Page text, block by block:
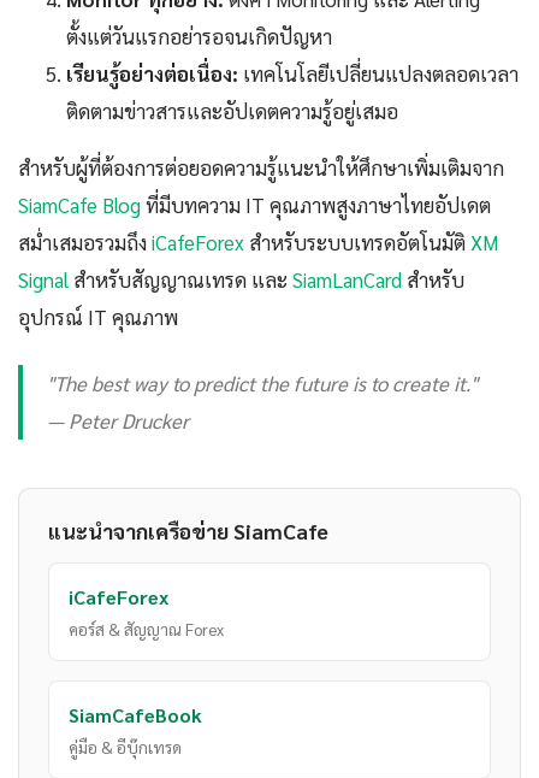
ตั้งแต่วันแรกอย่ารอจนเกิดปัญหา
เรียนรู้อย่างต่อเนื่อง: เทคโนโลยีเปลี่ยนแปลงตลอดเวลา
ติดตามข่าวสารและอัปเดตความรู้อยู่เสมอ
สำหรับผู้ที่ต้องการต่อยอดความรู้แนะนำให้ศึกษาเพิ่มเติมจาก
SiamCafe Blogที่มีบทความ IT คุณภาพสูงภาษาไทยอัปเดต
สม่ำเสมอรวมถึงiCafeForex สำหรับระบบเทรดอัตโนมัติ XM
Signal สำหรับสัญญาณเทรด และ SiamLanCard สำหรับ
อุปกรณ์ IT คุณภาพ
"The best way to predict the future is to create it."
— Peter Drucker
แนะนำจากเครือข่าย SiamCafe
iCafeForex
คอร์ส & สัญญาณ Forex
SiamCafeBook
คู่มือ & อีบุ๊กเทรด